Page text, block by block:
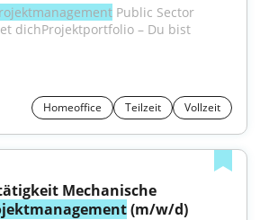
Public Sector
dichProjektportfolio – Du bist
Homeoffice Teilzeit Vollzeit
Mechanische
(m/w/d)